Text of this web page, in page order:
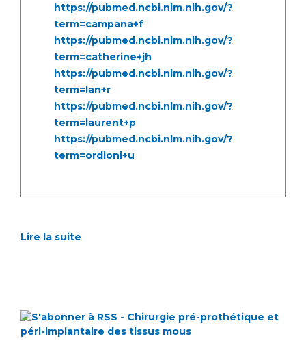
https://pubmed.ncbi.nlm.nih.gov/?
term=campana+f
https://pubmed.ncbi.nlm.nih.gov/?
term=catherine+jh
https://pubmed.ncbi.nlm.nih.gov/?
term=lan+r
https://pubmed.ncbi.nlm.nih.gov/?
term=laurent+p
https://pubmed.ncbi.nlm.nih.gov/?
term=ordioni+u
Lire la suite